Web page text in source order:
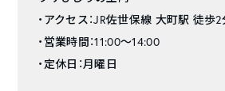
・アクセス：JR佐世保線 大町駅 徒歩2
・営業時間：11:00～14:00
・定休日：月曜日